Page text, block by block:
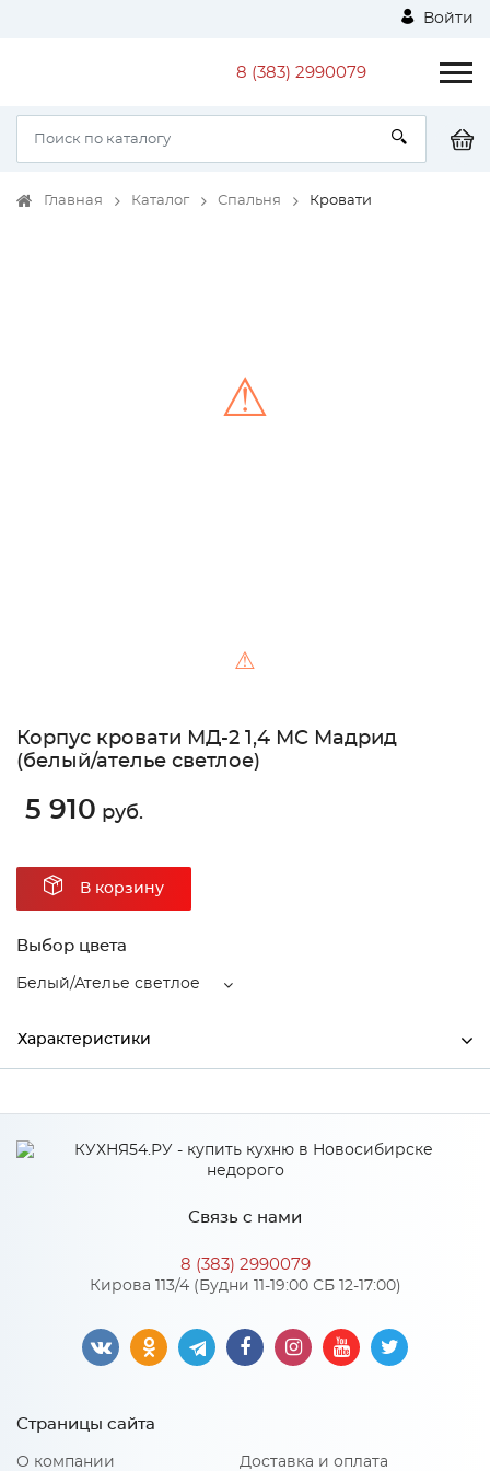
Войти
8 (383) 2990079
Главная Каталог Спальня Кровати
⚠
⚠
Корпус кровати МД-2 1,4 МС Мадрид
(белый/ателье светлое)
5 910 руб.
В корзину
Выбор цвета
Белый/Ателье светлое
Характеристики
Высота 1056
Белый/Ателье светлое
основание не входит в комплект
Связь с нами
8 (383) 2990079
Кирова 113/4 (Будни 11-19:00 СБ 12-17:00)
Страницы сайта
О компании Доставка и оплата